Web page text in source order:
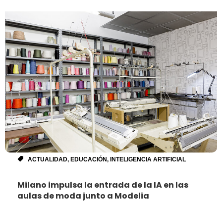
ACTUALIDAD, EDUCACIÓN, INTELIGENCIA ARTIFICIAL
Milano impulsa la entrada de la IA en las
aulas de moda junto a Modelia